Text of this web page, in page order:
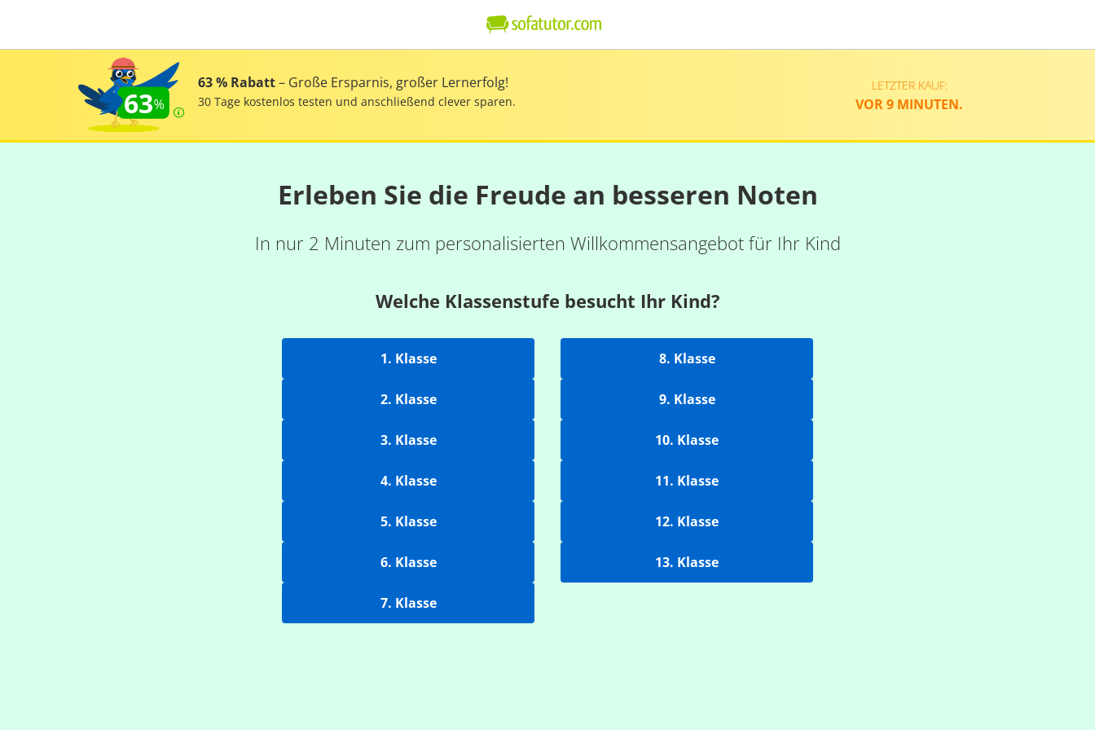
63
63 % Rabatt– Große Ersparnis, großer Lernerfolg!
30 Tage kostenlos testen und anschließend clever sparen.
LETZTER KAUF:
VOR 9 MINUTEN.
Erleben Sie die Freude an besseren Noten
In nur 2 Minuten zum personalisierten Willkommensangebot für Ihr Kind
Welche Klassenstufe besucht Ihr Kind?
1. Klasse
2. Klasse
3. Klasse
4. Klasse
5. Klasse
6. Klasse
7. Klasse
8. Klasse
9. Klasse
10. Klasse
11. Klasse
12. Klasse
13. Klasse